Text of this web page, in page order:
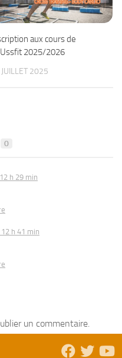
aux cours de
2025/2026
2025
0
h 29 min
h 41 min
un commentaire.